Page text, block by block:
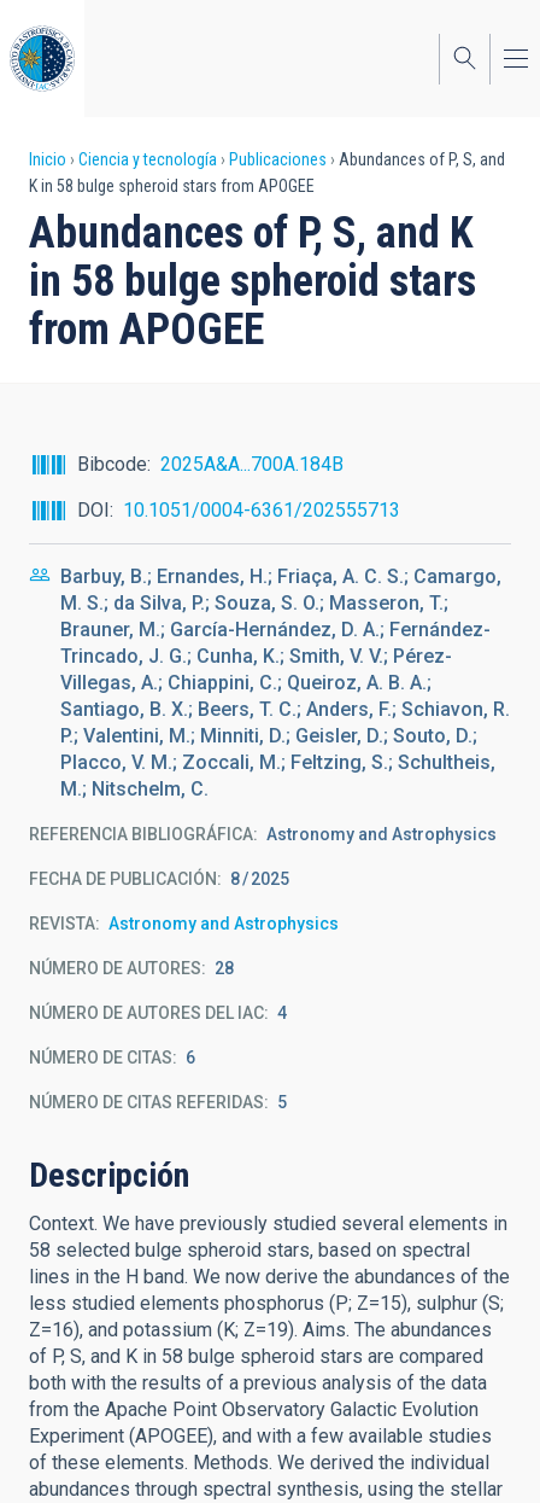
al
contenido
principal
Sobrescribir
enlaces
de
ayuda
a
Inicio Ciencia y tecnología Publicaciones
Abundances of P, S, and
K in 58 bulge spheroid stars from APOGEE
Abundances of P, S, and K
in 58 bulge spheroid stars
from APOGEE
Bibcode
2025A&A...700A.184B
DOI
10.1051/0004-6361/202555713
Barbuy, B.; Ernandes, H.; Friaça, A. C. S.; Camargo,
M. S.; da Silva, P.; Souza, S. O.; Masseron, T.;
Brauner, M.; García-Hernández, D. A.; Fernández-
Trincado, J. G.; Cunha, K.; Smith, V. V.; Pérez-
Villegas, A.; Chiappini, C.; Queiroz, A. B. A.;
Santiago, B. X.; Beers, T. C.; Anders, F.; Schiavon, R.
P.; Valentini, M.; Minniti, D.; Geisler, D.; Souto, D.;
Placco, V. M.; Zoccali, M.; Feltzing, S.; Schultheis,
M.; Nitschelm, C.
REFERENCIA BIBLIOGRÁFICA Astronomy and Astrophysics
FECHA DE PUBLICACIÓN: 8 2025
REVISTA Astronomy and Astrophysics
NÚMERO DE AUTORES 28
NÚMERO DE AUTORES DEL IAC 4
NÚMERO DE CITAS 6
NÚMERO DE CITAS REFERIDAS 5
Descripción
Context. We have previously studied several elements in
58 selected bulge spheroid stars, based on spectral
lines in the H band. We now derive the abundances of the
less studied elements phosphorus (P; Z=15), sulphur (S;
Z=16), and potassium (K; Z=19). Aims. The abundances
of P, S, and K in 58 bulge spheroid stars are compared
both with the results of a previous analysis of the data
from the Apache Point Observatory Galactic Evolution
Experiment (APOGEE), and with a few available studies
of these elements. Methods. We derived the individual
abundances through spectral synthesis, using the stellar